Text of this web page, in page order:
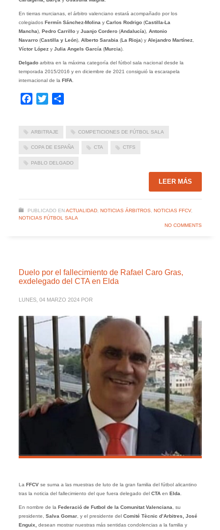
En tierras murcianas, el árbitro valenciano estará acompañado por los
colegiados Fermín Sánchez-Molina y Carlos Rodrigo (Castilla-La
Mancha), Pedro Carrillo y Juanjo Cordero(Andalucía), Antonio
Navarro (Castilla y León), Alberto Sarabia (La Rioja) y Alejandro Martínez,
Víctor López y Julia Angels García (Murcia).
Delgadoarbitra en la máxima categoría del fútbol sala nacional desde la
temporada 2015/2016 y en diciembre de 2021 consiguió la escarapela
internacional de la FIFA.
Facebook
Twitter
ARBITRAJE COMPETICIONES DE FÚTBOL SALA
COPA DE ESPAÑA CTA CTFS
PABLO DELGADO
LEER MÁS
PUBLICADO EN ACTUALIDAD, NOTICIAS ÁRBITROS, NOTICIAS FFCV,
NOTICIAS FÚTBOL SALA
NO COMMENTS
Duelo por el fallecimiento de Rafael Caro Gras,
exdelegado del CTA en Elda
LUNES, 04 MARZO 2024 POR
La FFCV se suma a las muestras de luto de la gran familia del fútbol alicantino
tras la noticia del fallecimiento del que fuera delegado del CTA en Elda
En nombre de la Federació de Futbol de la Comunitat Valenciana , su
presidente,
Salva Gomar, y el presidente del Comité Tècnic d’Arbitres, José
Enguix,
desean mostrar nuestras más sentidas condolencias a la familia y